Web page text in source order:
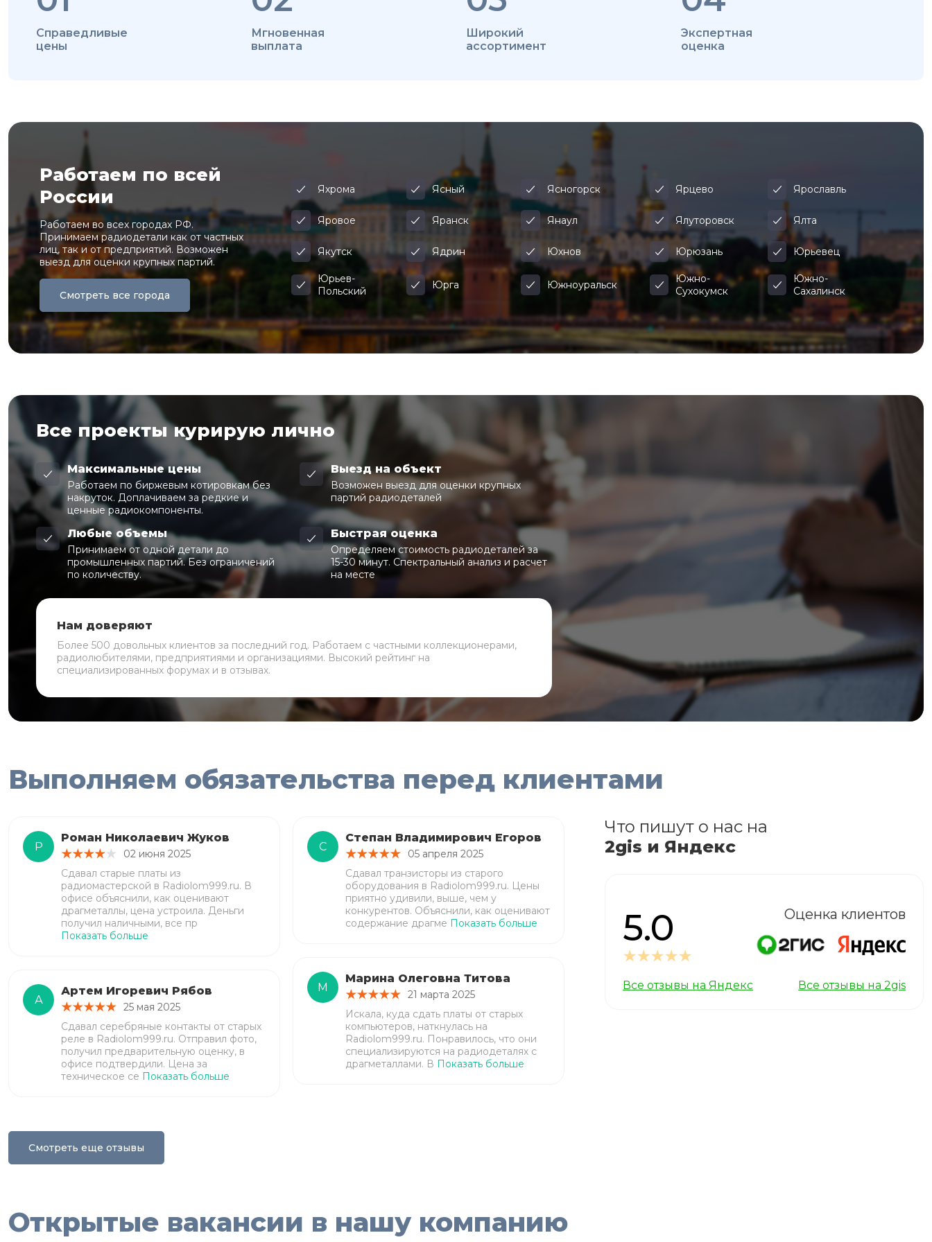
Справедливые
цены
Мгновенная
выплата
Широкий
ассортимент
Экспертная
оценка
Работаем по всей
России
Работаем во всех городах РФ.
Принимаем радиодетали как от частных
лиц, так и от предприятий. Возможен
выезд для оценки крупных партий.
Смотреть все города
Яхрома Ясный Ясногорск Ярцево Ярославль
Яровое Яранск Янаул Ялуторовск Ялта
Якутск Ядрин Юхнов Юрюзань Юрьевец
Юрьев-
Польский
Юрга Южноуральск
Южно-
Сухокумск
Южно-
Сахалинск
Все проекты курирую лично
Максимальные цены
Работаем по биржевым котировкам без
накруток. Доплачиваем за редкие и
ценные радиокомпоненты.
Выезд на объект
Возможен выезд для оценки крупных
партий радиодеталей
Любые объемы
Принимаем от одной детали до
промышленных партий. Без ограничений
по количеству.
Быстрая оценка
Определяем стоимость радиодеталей за
15-30 минут. Спектральный анализ и расчет
на месте
Нам доверяют
Более 500 довольных клиентов за последний год. Работаем с частными коллекционерами,
радиолюбителями, предприятиями и организациями. Высокий рейтинг на
специализированных форумах и в отзывах.
Выполняем обязательства перед клиентами
Р
Роман Николаевич Жуков
02 июня 2025
Сдавал старые платы из
радиомастерской в Radiolom999.ru. В
офисе объяснили, как оценивают
драгметаллы, цена устроила. Деньги
получил наличными, все пр
Показать больше
А
Артем Игоревич Рябов
25 мая 2025
Сдавал серебряные контакты от старых
реле в Radiolom999.ru. Отправил фото,
получил предварительную оценку, в
офисе подтвердили. Цена за
техническое се Показать больше
С
Степан Владимирович Егоров
05 апреля 2025
Сдавал транзисторы из старого
оборудования в Radiolom999.ru. Цены
приятно удивили, выше, чем у
конкурентов. Объяснили, как оценивают
содержание драгме Показать больше
М
Марина Олеговна Титова
21 марта 2025
Искала, куда сдать платы от старых
компьютеров, наткнулась на
Radiolom999.ru. Понравилось, что они
специализируются на радиодеталях с
драгметаллами. В Показать больше
Что пишут о нас на
2gis и Яндекс
5.0 Оценка клиентов
Все отзывы на Яндекс Все отзывы на 2gis
Смотреть еще отзывы
Открытые вакансии в нашу компанию